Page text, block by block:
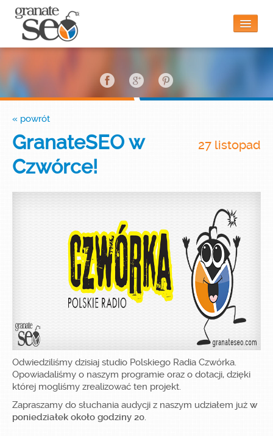
Czy to jest dla mnie?
Funkcjonalności
Zaloguj się
« powrót
27 listopad
GranateSEO w
Czwórce!
Odwiedziliśmy dzisiaj studio Polskiego Radia Czwórka.
Opowiadaliśmy o naszym programie oraz o dotacji, dzięki
której mogliśmy zrealizować ten projekt.
Zapraszamy do słuchania audycji z naszym udziałem już w
poniedziałek około godziny 20.